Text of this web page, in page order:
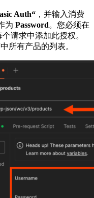
Auth“ ，并输入消费
为 Password。您必须在
个请求中添加此授权。
所有产品的列表。